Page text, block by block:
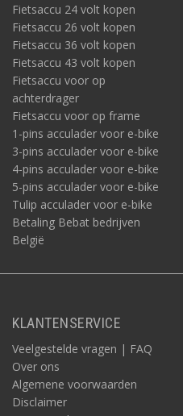
Fietsaccu 24 volt kopen
Fietsaccu 26 volt kopen
Fietsaccu 36 volt kopen
Fietsaccu 43 volt kopen
Fietsaccu voor op
achterdrager
Fietsaccu voor op frame
1-pins acculader voor e-bike
3-pins acculader voor e-bike
4-pins acculader voor e-bike
5-pins acculader voor e-bike
Tulip acculader voor e-bike
Betaling Bebat bedrijven
België
KLANTENSERVICE
Veelgestelde vragen | FAQ
Over ons
Algemene voorwaarden
Disclaimer